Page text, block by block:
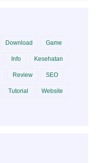
Download Game
Info Kesehatan
Review SEO
Tutorial Website